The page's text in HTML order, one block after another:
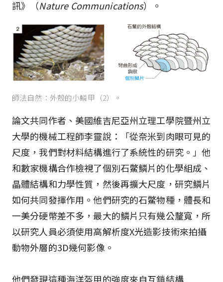
訊》（Nature Communications）。
師法自然：外殼的小鱗甲（2）。
論文共同作者、美國維吉尼亞州立理工學院暨州立
大學的機械工程師李靈說：「從奈米到肉眼可見的
尺度，我們對材料結構進行了系統性的研究。」他
和數家機構合作檢視了個別石鱉鱗片的化學組成、
晶體結構和力學性質，然後再擴大尺度，研究鱗片
如何共同發揮作用。他們研究的石鱉物種，體長和
一美分硬幣差不多，最大的鱗片只有幾公釐寬，所
以研究人員必須使用高解析度X光造影技術來拍攝
動物外層的3D幾何影像。
他們發現這種海洋盔甲的強度來自互鎖結構